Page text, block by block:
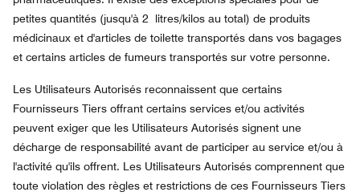
petites quantités (jusqu'à 2 litres/kilos au total) de produits
médicinaux et d'articles de toilette transportés dans vos bagages
et certains articles de fumeurs transportés sur votre personne.
Les Utilisateurs Autorisés reconnaissent que certains
Fournisseurs Tiers offrant certains services et/ou activités
peuvent exiger que les Utilisateurs Autorisés signent une
décharge de responsabilité avant de participer au service et/ou à
l'activité qu'ils offrent. Les Utilisateurs Autorisés comprennent que
toute violation des règles et restrictions de ces Fournisseurs Tiers